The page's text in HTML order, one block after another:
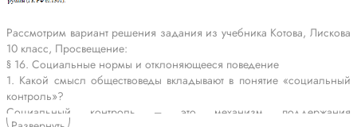
Рассмотрим вариант решения задания из учебника Котова, Лискова
10 класс, Просвещение:
§ 16. Социальные нормы и отклоняющееся поведение
1. Какой смысл обществоведы вкладывают в понятие «социальный
контроль»?
Социальный контроль – это механизм поддержания